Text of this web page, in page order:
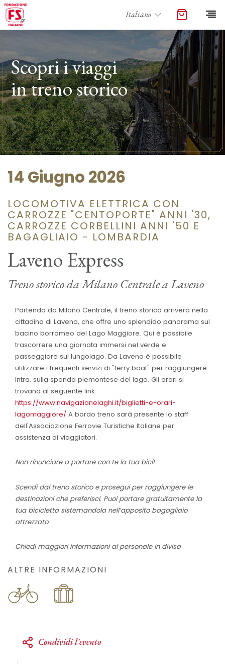
Scopri i viaggi
in treno storico
14 Giugno 2026
LOCOMOTIVA ELETTRICA CON
CARROZZE "CENTOPORTE" ANNI '30,
CARROZZE CORBELLINI ANNI '50 E
BAGAGLIAIO - LOMBARDIA
Laveno Express
Treno storico da Milano Centrale a Laveno
Partendo da Milano Centrale, il treno storico arriverà nella
cittadina di Laveno, che offre uno splendido panorama sul
bacino borromeo del Lago Maggiore. Qui è possibile
trascorrere una giornata immersi nel verde e
passeggiare sul lungolago. Da Laveno è possibile
utilizzare i frequenti servizi di "ferry boat" per raggiungere
Intra, sulla sponda piemontese del lago. Gli orari si
trovano al seguente link:
https://www.navigazionelaghi.it/biglietti-e-orari-
lagomaggiore/ A bordo treno sarà presente lo staff
dell'Associazione Ferrovie Turistiche Italiane per
assistenza ai viaggiatori.
Non rinunciare a portare con te la tua bici!
Scendi dal treno storico e prosegui per raggiungere le
destinazioni che preferisci. Puoi portare gratuitamente la
tua bicicletta sistemandola nell’apposito bagagliaio
attrezzato.
Chiedi maggiori informazioni al personale in divisa
ALTRE INFORMAZIONI
Condividi l'evento